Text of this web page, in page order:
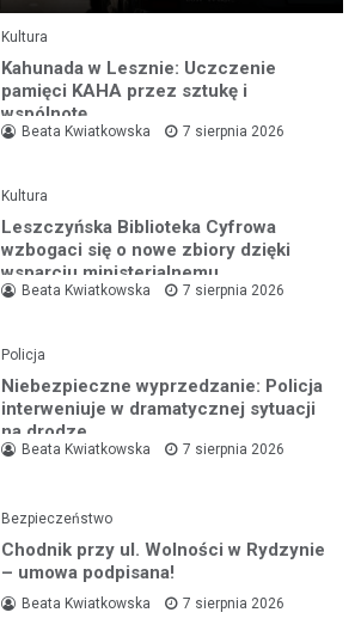
Kultura
Kahunada w Lesznie: Uczczenie
pamięci KAHA przez sztukę i
wspólnotę
Beata Kwiatkowska 7 sierpnia 2026
Kultura
Leszczyńska Biblioteka Cyfrowa
wzbogaci się o nowe zbiory dzięki
wsparciu ministerialnemu
Beata Kwiatkowska 7 sierpnia 2026
Policja
Niebezpieczne wyprzedzanie: Policja
interweniuje w dramatycznej sytuacji
na drodze
Beata Kwiatkowska 7 sierpnia 2026
Bezpieczeństwo
Chodnik przy ul. Wolności w Rydzynie
– umowa podpisana!
Beata Kwiatkowska 7 sierpnia 2026